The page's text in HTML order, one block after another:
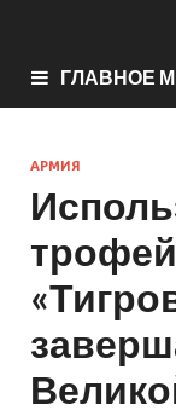
ГЛАВНОЕ
АРМИЯ